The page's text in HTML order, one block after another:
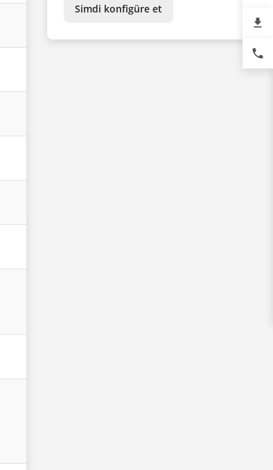
Simdi konfigüre et
file_download
phone